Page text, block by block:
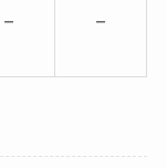
－ －